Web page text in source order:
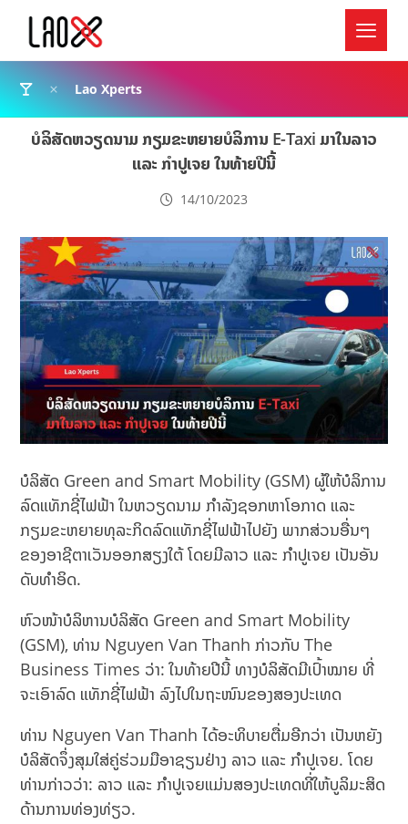
Lao Xperts
ບໍລິສັດຫວຽດນາມ ກຽມຂະຫຍາຍບໍລິການ E-Taxi ມາໃນລາວ
ແລະ ກຳປູເຈຍ ໃນທ້າຍປີນີ້
14/10/2023
ບໍລິສັດ Green and Smart Mobility (GSM) ຜູ້ໃຫ້ບໍລິການ
ລົດແທັກຊີ່ໄຟຟ້າ ໃນຫວຽດນາມ ກໍາລັງຊອກຫາໂອກາດ ແລະ
ກຽມຂະຫຍາຍທຸລະກິດລົດແທັກຊີ່ໄຟຟ້າໄປຍັງ ພາກສ່ວນອື່ນໆ
ຂອງອາຊີຕາເວັນອອກສຽງໃຕ້ ໂດຍມີລາວ ແລະ ກຳປູເຈຍ ເປັນອັນ
ດັບທໍາອິດ.
ຫົວໜ້າ​ບໍລິຫານ​ບໍລິສັດ Green and Smart Mobility
(GSM), ທ່ານ Nguyen Van Thanh ກ່າວກັບ The
Business Times ວ່າ: ໃນທ້າຍປີນີ້ ທາງບໍລິສັດມີເປົ້າໝາຍ ທີ່
ຈະເອົາລົດ ແທັກຊີ່ໄຟຟ້າ ລົງໄປໃນຖະໜົນຂອງສອງປະເທດ
ທ່ານ Nguyen Van Thanh ໄດ້ອະທິບາຍຕື່ມອີກວ່າ ເປັນຫຍັງ
ບໍລິສັດຈຶ່ງສຸມໃສ່ຄູ່ຮ່ວມມືອາຊຽນຢ່າງ ລາວ ແລະ ກຳປູເຈຍ. ໂດຍ
ທ່ານ​ກ່າວ​ວ່າ: ລາວ ​ແລະ ​ກຳປູ​ເຈຍ​ແມ່ນ​ສອງ​ປະ​ເທດ​ທີ່​ໃຫ້​ບູລິມະສິດ​
ດ້ານ​ການທ່ອງທ່ຽວ.